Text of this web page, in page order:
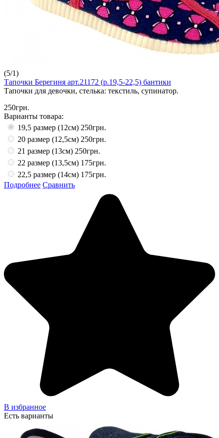
(5/1)
Тапочки Берегиня арт.21172 (р.19,5-22,5) бантики
Тапочки для девочки, стелька: текстиль, супинатор.
250грн.
Варианты товара:
19,5 размер (12см) 250грн.
20 размер (12,5см) 250грн.
21 размер (13см) 250грн.
22 размер (13,5см) 175грн.
22,5 размер (14см) 175грн.
Подробнее Сравнить
В избранное
Есть варианты